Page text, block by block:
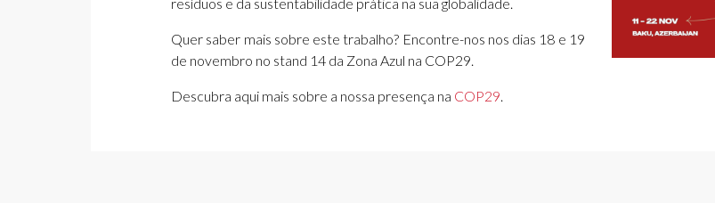
resíduos e da sustentabilidade prática na sua globalidade.
Quer saber mais sobre este trabalho? Encontre-nos nos dias 18 e 19
de novembro no stand 14 da Zona Azul na COP29.
Descubra aqui mais sobre a nossa presença na COP29.